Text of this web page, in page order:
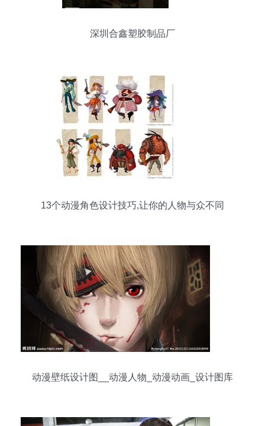
深圳合鑫塑胶制品厂
13个动漫角色设计技巧,让你的人物与众不同
动漫壁纸设计图__动漫人物_动漫动画_设计图库